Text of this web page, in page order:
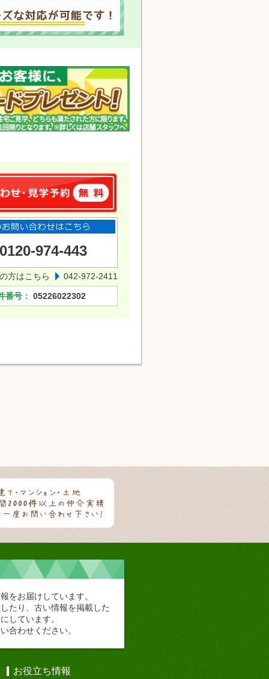
0120-974-443
方はこちら 042-972-2411
番号： 05226022302
をお届けしています。
たり、古い情報を掲載した
しています。
合わせください。
お役立ち情報